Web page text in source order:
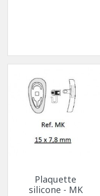
Plaquette
silicone - MK